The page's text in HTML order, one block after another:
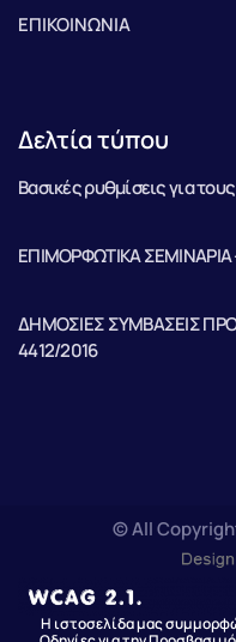
ΕΠΙΚΟΙΝΩΝΙΑ
Δελτία τύπου
Βασικές ρυθμίσεις για
ΕΠΙΜΟΡΦΩΤΙΚΑ
ΔΗΜΟΣΙΕΣ ΣΥΜΒΑΣΕΙΣ
4412/2016
© All
Η ιστοσελίδα μας